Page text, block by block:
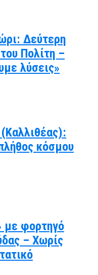
Δεύτερη
Πολίτη –
λύσεις»
κόσμου
με φορτηγό
– Χωρίς